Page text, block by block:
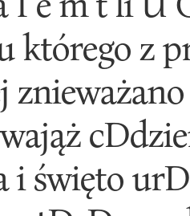
którego z
i święto